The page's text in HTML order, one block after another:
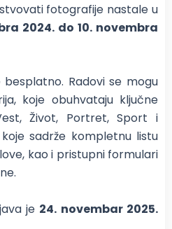
fotografije nastale u
2024. do 10. novembra
Radovi se mogu
koje obuhvataju ključne
Život, Portret, Sport i
sadrže kompletnu listu
kao i pristupni formulari
je 24. novembar 2025.